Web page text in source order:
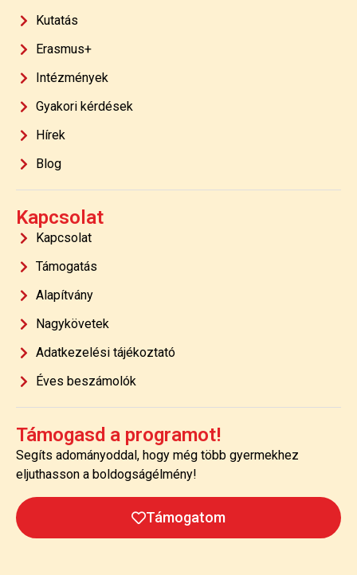
Kutatás
Erasmus+
Intézmények
Gyakori kérdések
Hírek
Blog
Kapcsolat
Kapcsolat
Támogatás
Alapítvány
Nagykövetek
Adatkezelési tájékoztató
Éves beszámolók
Támogasd a programot!
Segíts adományoddal, hogy még több gyermekhez
eljuthasson a boldogságélmény!
Támogatom